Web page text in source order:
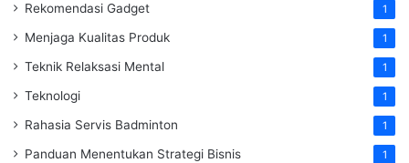
Rekomendasi Gadget 1
Menjaga Kualitas Produk 1
Teknik Relaksasi Mental 1
Teknologi 1
Rahasia Servis Badminton 1
Panduan Menentukan Strategi Bisnis 1